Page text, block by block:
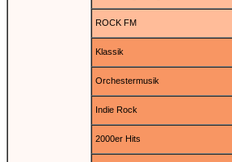
ROCK FM
Klassik
Orchestermusik
Indie Rock
2000er Hits